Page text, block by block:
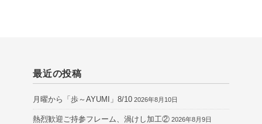
最近の投稿
月曜から「歩～AYUMI」8/10 2026年8月10日
熱烈歓迎ご持参フレーム、渦けし加工② 2026年8月9日